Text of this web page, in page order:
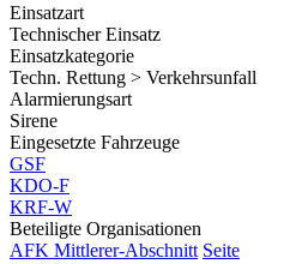
Einsatzart
Technischer Einsatz
Einsatzkategorie
Techn. Rettung > Verkehrsunfall
Alarmierungsart
Sirene
Eingesetzte Fahrzeuge
GSF
KDO-F
KRF-W
Beteiligte Organisationen
AFK Mittlerer-Abschnitt Seite